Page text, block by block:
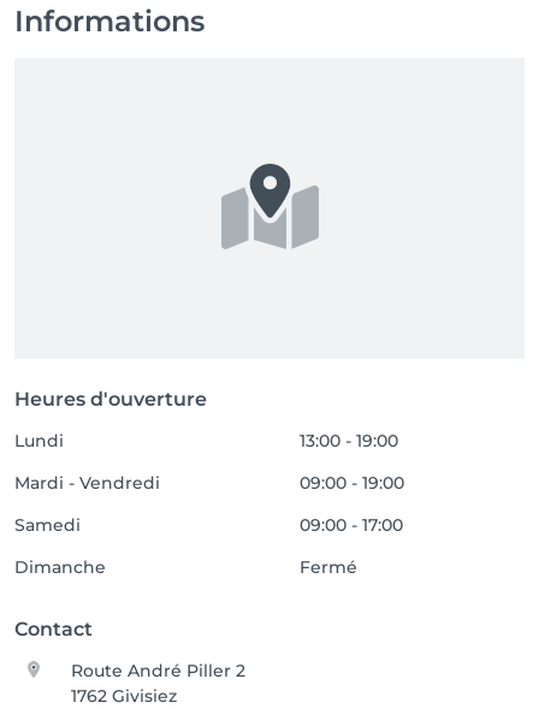
Informations
Heures d'ouverture
Lundi
13:00 - 19:00
Mardi - Vendredi
09:00 - 19:00
Samedi
09:00 - 17:00
Dimanche
Fermé
Contact
Route André Piller 2
1762 Givisiez